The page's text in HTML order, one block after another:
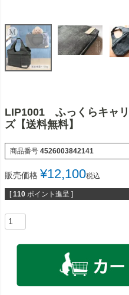
LIP1001 ふっくらキャ
ズ【送料無料】
商品番号 4526003842141
販売価格 ¥12,100税込
[ 110 ポイント進呈 ]